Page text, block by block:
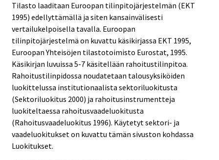
Tilasto laaditaan Euroopan tilinpitojärjestelmän (EKT
1995) edellyttämällä ja siten kansainvälisesti
vertailukelpoisella tavalla. Euroopan
tilinpitojärjestelmä on kuvattu käsikirjassa EKT 1995,
Euroopan Yhteisöjen tilastotoimisto Eurostat, 1995.
Käsikirjan luvuissa 5-7 käsitellään rahoitustilinpitoa.
Rahoitustilinpidossa noudatetaan talousyksiköiden
luokittelussa institutionaalista sektoriluokitusta
(Sektoriluokitus 2000) ja rahoitusinstrumentteja
luokiteltaessa rahoitusvaadeluokitusta
(Rahoitusvaadeluokitus 1996). Käytetyt sektori- ja
vaadeluokitukset on kuvattu tämän sivuston kohdassa
Luokitukset.